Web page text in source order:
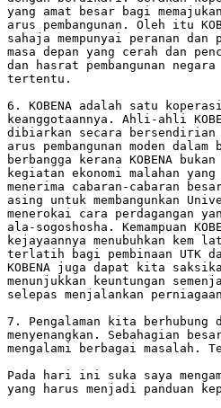
yang amat besar bagi
arus pembangunan. Oleh itu
sahaja mempunyai peranan
masa depan yang cerah dan
dan hasrat pembangunan
tertentu.
6. KOBENA adalah satu
keanggotaannya. Ahli-ahli
dibiarkan secara bersendirian
arus pembangunan moden
berbangga kerana KOBENA
kegiatan ekonomi malahan
menerima cabaran-cabaran
asing untuk membangunkan
menerokai cara perdagangan
ala-sogoshosha. Kemampuan
kejayaannya menubuhkan kem
terlatih bagi pembinaan UTK
KOBENA juga dapat kita
menunjukkan keuntungan
selepas menjalankan
7. Pengalaman kita berhubung
menyenangkan. Sebahagian
mengalami berbagai masalah.
Pada hari ini suka saya
yang harus menjadi panduan